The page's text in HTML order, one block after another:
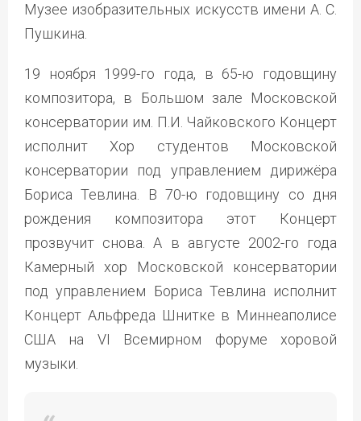
Музее изобразительных искусств имени А. С.
Пушкина.
19 ноября 1999-го года, в 65-ю годовщину
композитора, в Большом зале Московской
консерватории им. П.И. Чайковского Концерт
исполнит Хор студентов Московской
консерватории под управлением дирижёра
Бориса Тевлина. В 70-ю годовщину со дня
рождения композитора этот Концерт
прозвучит снова. А в августе 2002-го года
Камерный хор Московской консерватории
под управлением Бориса Тевлина исполнит
Концерт Альфреда Шнитке в Миннеаполисе
США на VI Всемирном форуме хоровой
музыки.